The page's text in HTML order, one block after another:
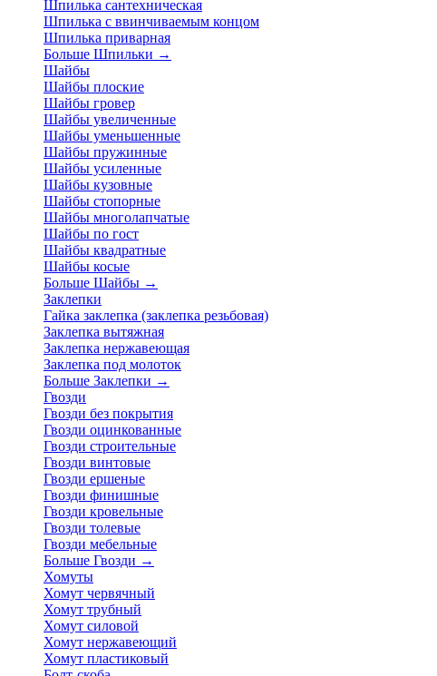
Шпилька сантехническая
Шпилька с ввинчиваемым концом
Шпилька приварная
Больше Шпильки →
Шайбы
Шайбы плоские
Шайбы гровер
Шайбы увеличенные
Шайбы уменьшенные
Шайбы пружинные
Шайбы усиленные
Шайбы кузовные
Шайбы стопорные
Шайбы многолапчатые
Шайбы по гост
Шайбы квадратные
Шайбы косые
Больше Шайбы →
Заклепки
Гайка заклепка (заклепка резьбовая)
Заклепка вытяжная
Заклепка нержавеющая
Заклепка под молоток
Больше Заклепки →
Гвозди
Гвозди без покрытия
Гвозди оцинкованные
Гвозди строительные
Гвозди винтовые
Гвозди ершеные
Гвозди финишные
Гвозди кровельные
Гвозди толевые
Гвозди мебельные
Больше Гвозди →
Хомуты
Хомут червячный
Хомут трубный
Хомут силовой
Хомут нержавеющий
Хомут пластиковый